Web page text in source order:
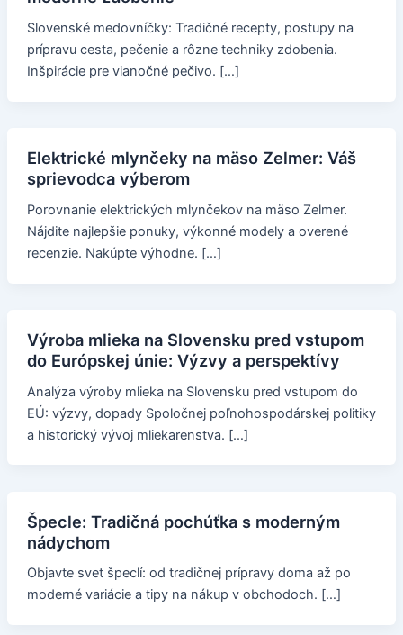
Slovenské medovníčky: Tradičné recepty, postupy na
prípravu cesta, pečenie a rôzne techniky zdobenia.
Inšpirácie pre vianočné pečivo. […]
Elektrické mlynčeky na mäso Zelmer: Váš
sprievodca výberom
Porovnanie elektrických mlynčekov na mäso Zelmer.
Nájdite najlepšie ponuky, výkonné modely a overené
recenzie. Nakúpte výhodne. […]
Výroba mlieka na Slovensku pred vstupom
do Európskej únie: Výzvy a perspektívy
Analýza výroby mlieka na Slovensku pred vstupom do
EÚ: výzvy, dopady Spoločnej poľnohospodárskej politiky
a historický vývoj mliekarenstva. […]
Špecle: Tradičná pochúťka s moderným
nádychom
Objavte svet špeclí: od tradičnej prípravy doma až po
moderné variácie a tipy na nákup v obchodoch. […]